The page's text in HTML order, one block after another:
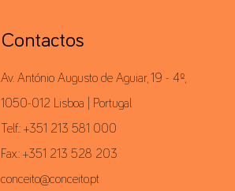
Contactos
Av. António Augusto de Aguiar, 19 - 4º,
1050-012 Lisboa | Portugal
Telf.: +351 213 581 000
Fax.: +351 213 528 203
conceito@conceito.pt